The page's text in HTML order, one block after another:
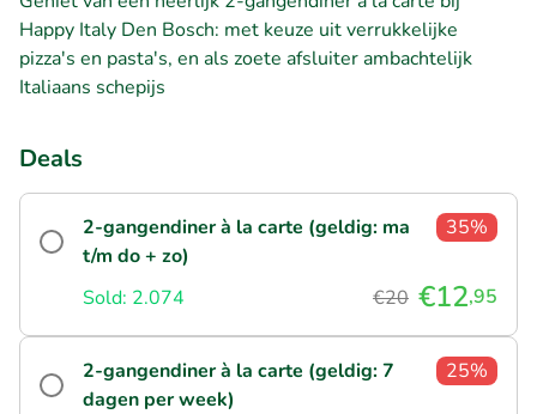
Happy Italy Den Bosch: met keuze uit verrukkelijke
pizza's en pasta's, en als zoete afsluiter ambachtelijk
Italiaans schepijs
Deals
2-gangendiner à la carte (geldig: ma
t/m do + zo)
35%
Sold: 2.074 €20 €12,95
2-gangendiner à la carte (geldig: 7
dagen per week)
25%